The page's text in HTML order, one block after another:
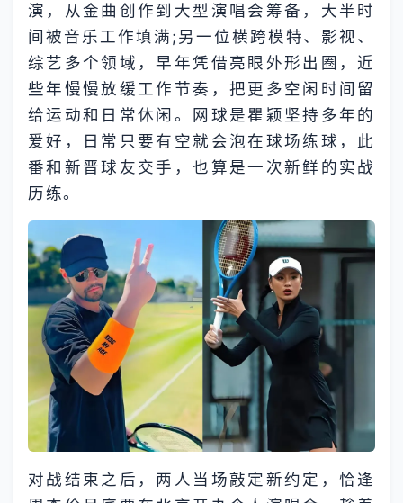
演，从金曲创作到大型演唱会筹备，大半时
间被音乐工作填满;另一位横跨模特、影视、
综艺多个领域，早年凭借亮眼外形出圈，近
些年慢慢放缓工作节奏，把更多空闲时间留
给运动和日常休闲。网球是瞿颖坚持多年的
爱好，日常只要有空就会泡在球场练球，此
番和新晋球友交手，也算是一次新鲜的实战
历练。
对战结束之后，两人当场敲定新约定，恰逢